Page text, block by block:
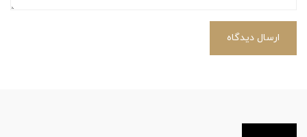
ارسال دیدگاه